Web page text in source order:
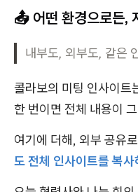
📤 어떤 환경으로든,
내부도, 외부도, 같은
콜라보의 미팅 인사이트
한 번이면 전체 내용이
여기에 더해, 외부 공유
도 전체 인사이트를 복사